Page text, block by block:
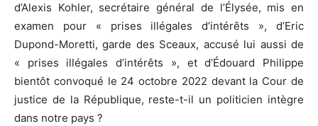
d’Alexis Kohler, secrétaire général de l’Élysée, mis en
examen pour « prises illégales d’intérêts », d’Eric
Dupond-Moretti, garde des Sceaux, accusé lui aussi de
« prises illégales d’intérêts », et d’Édouard Philippe
bientôt convoqué le 24 octobre 2022 devant la Cour de
justice de la République, reste-t-il un politicien intègre
dans notre pays ?